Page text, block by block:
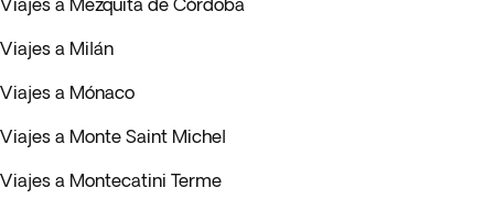
Viajes a Mezquita de Córdoba
Viajes a Milán
Viajes a Mónaco
Viajes a Monte Saint Michel
Viajes a Montecatini Terme